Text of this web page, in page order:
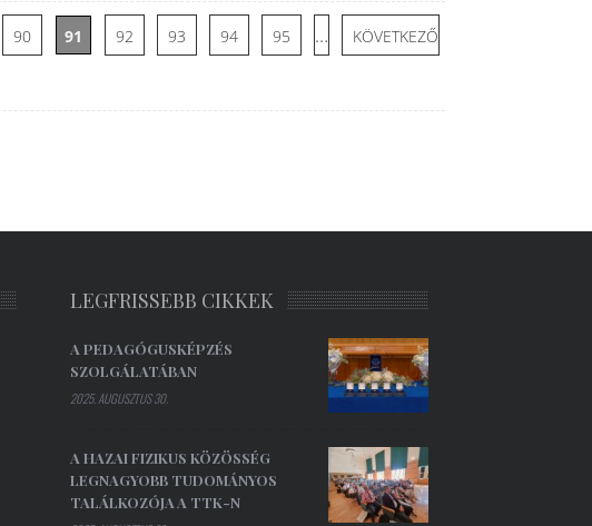
90 91 92 93 94 95 …
KÖVETKEZŐ
LEGFRISSEBB CIKKEK
A PEDAGÓGUSKÉPZÉS
SZOLGÁLATÁBAN
2025. AUGUSZTUS 30.
A HAZAI FIZIKUS KÖZÖSSÉG
LEGNAGYOBB TUDOMÁNYOS
TALÁLKOZÓJA A TTK-N